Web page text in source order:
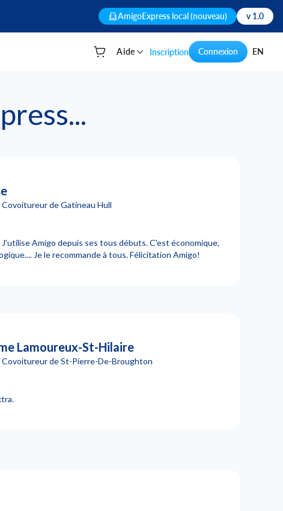
AmigoExpress local (nouveau) v 1.0
Votre panier
Aide Inscription Connexion EN
Covoitureur de Gatineau Hull
Amigo depuis ses tous débuts. C'est économique,
Je le recommande à tous. Félicitation Amigo!
Lamoureux-St-Hilaire
Covoitureur de St-Pierre-De-Broughton